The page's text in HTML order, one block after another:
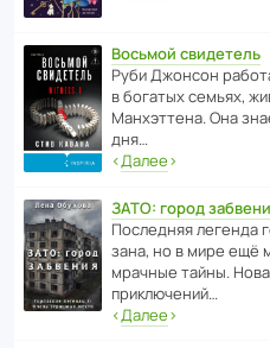
Восьмой свидетель
Руби Джонсон
в богатых семьях,
Манх­эт­тена. Она
дня…
‹Далее›
ЗАТО: город
После­дняя легенда
зана, но в мире ещё
мрачные тайны.
приключений…
‹Далее›